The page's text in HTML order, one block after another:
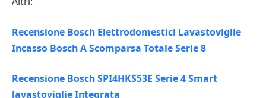
Recensione Bosch Elettrodomestici Lavastoviglie
Incasso Bosch A Scomparsa Totale Serie 8
Recensione Bosch SPI4HKS53E Serie 4 Smart
lavastoviglie Integrata